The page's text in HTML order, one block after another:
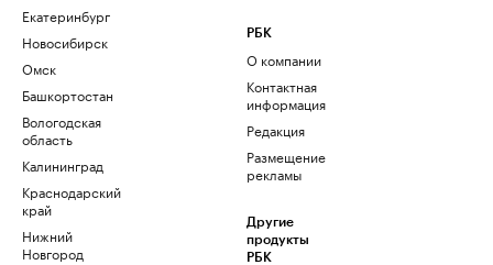
Екатеринбург
Новосибирск
Омск
Башкортостан
Вологодская
область
Калининград
Краснодарский
край
Нижний
Новгород
РБК
О компании
Контактная
информация
Редакция
Размещение
рекламы
Другие
продукты
РБК